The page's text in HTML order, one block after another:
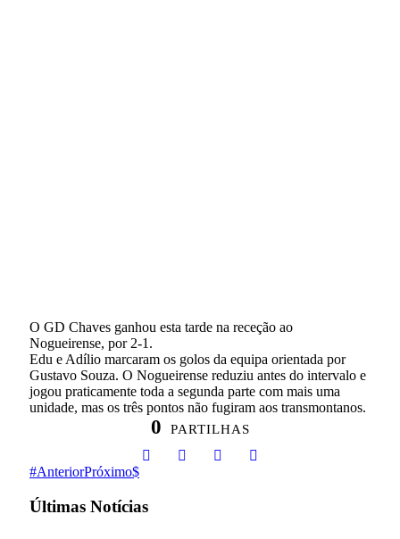
O GD Chaves ganhou esta tarde na receção ao
Nogueirense, por 2-1.
Edu e Adílio marcaram os golos da equipa orientada por
Gustavo Souza. O Nogueirense reduziu antes do intervalo e
jogou praticamente toda a segunda parte com mais uma
unidade, mas os três pontos não fugiram aos transmontanos.
0 PARTILHAS
AnteriorPróximo
Últimas Notícias